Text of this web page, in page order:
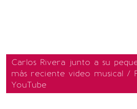
Carlos Rivera junto a su
más reciente video musical /
YouTube